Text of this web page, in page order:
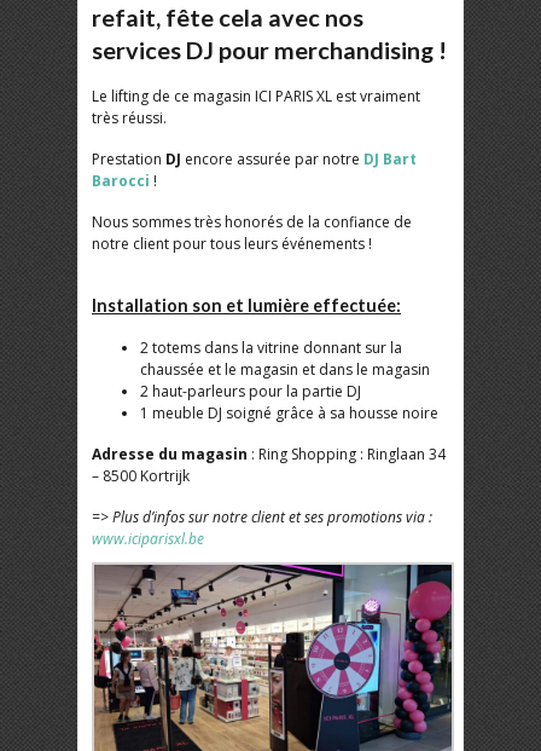
refait, fête cela avec nos
services DJ pour merchandising !
Le lifting de ce magasin ICI PARIS XL est vraiment
très réussi.
Prestation DJ encore assurée par notre DJ Bart
Barocci !
Nous sommes très honorés de la confiance de
notre client pour tous leurs événements !
Installation son et lumière effectuée:
2 totems dans la vitrine donnant sur la
chaussée et le magasin et dans le magasin
2 haut-parleurs pour la partie DJ
1 meuble DJ soigné grâce à sa housse noire
Adresse du magasin : Ring Shopping : Ringlaan 34
– 8500 Kortrijk
=> Plus d’infos sur notre client et ses promotions via :
www.iciparisxl.be